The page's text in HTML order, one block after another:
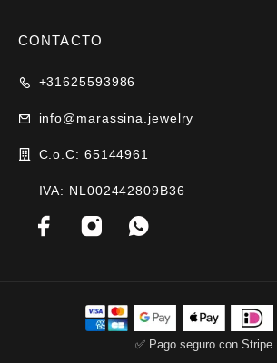
CONTACTO
+31625593986
info@marassina.jewelry
C.o.C: 65144961
IVA: NL002442809B36
✅ Pago seguro con Stripe